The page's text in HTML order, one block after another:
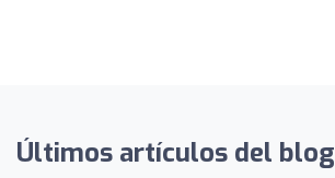
Últimos artículos del blog